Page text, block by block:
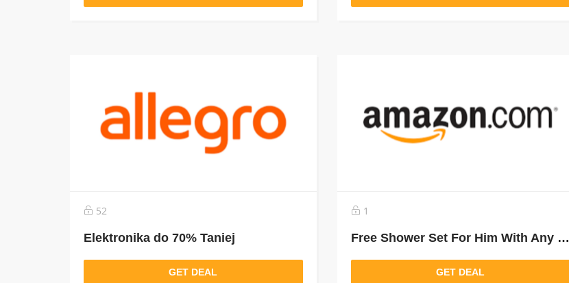
52
Elektronika do 70% Taniej
GET DEAL
1
Free Shower Set For Him With Any Narciso Purchase Above 450 Aed
GET DEAL